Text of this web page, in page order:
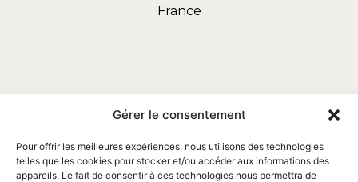
Gérer le consentement
Pour offrir les meilleures expériences, nous utilisons des technologies
telles que les cookies pour stocker et/ou accéder aux informations des
appareils. Le fait de consentir à ces technologies nous permettra de
France